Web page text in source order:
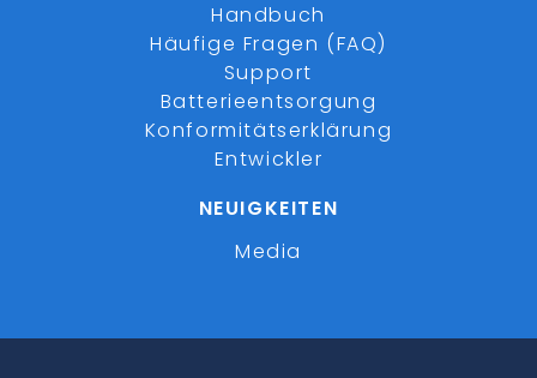
Handbuch
Häufige Fragen (FAQ)
Support
Batterieentsorgung
Konformitätserklärung
Entwickler
NEUIGKEITEN
Media